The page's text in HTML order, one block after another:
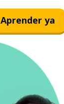
Aprender ya